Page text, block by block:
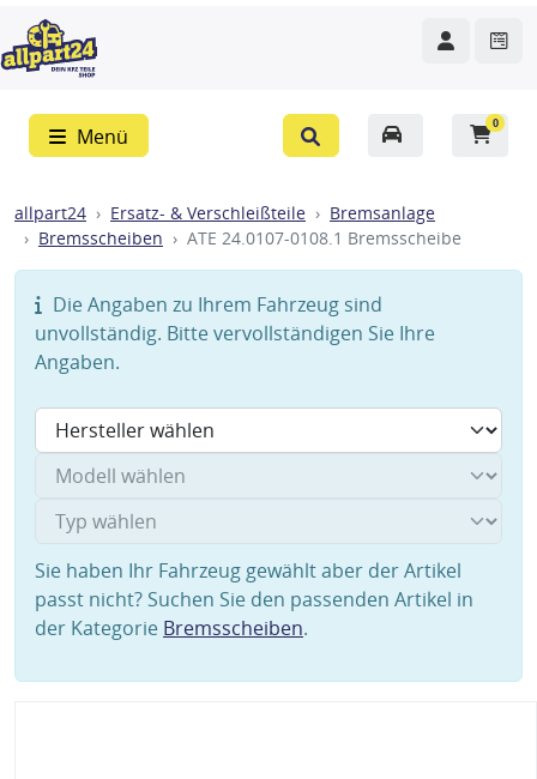
Menü
0
allpart24 Ersatz- & Verschleißteile
Bremsanlage
Bremsscheiben
ATE 24.0107-0108.1 Bremsscheibe
Die Angaben zu Ihrem Fahrzeug sind
unvollständig. Bitte vervollständigen Sie Ihre
Angaben.
Sie haben Ihr Fahrzeug gewählt aber der Artikel
passt nicht? Suchen Sie den passenden Artikel in
der Kategorie Bremsscheiben.